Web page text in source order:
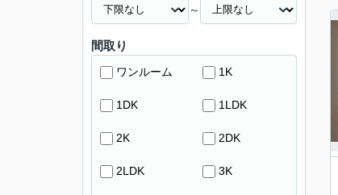
～
間取り
ワンルーム 1K
1DK 1LDK
2K 2DK
2LDK 3K